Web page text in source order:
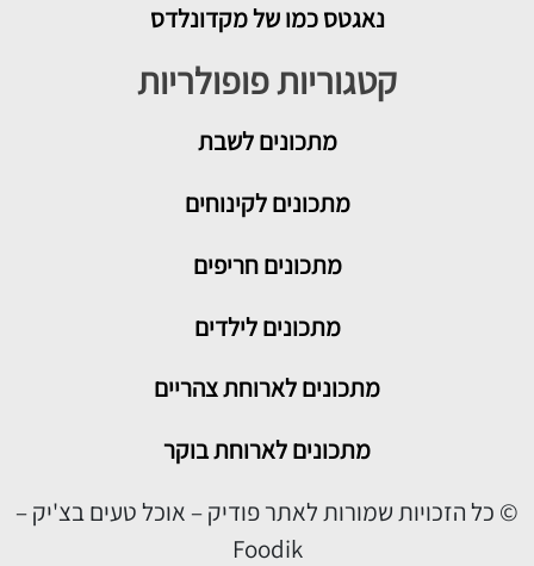
נאגטס כמו של מקדונלדס
קטגוריות פופולריות
מתכוניםלשבת
מתכונים לקינוחים
מתכונים חריפים
מתכונים לילדים
מתכונים לארוחת צהריים
מתכונים לארוחת בוקר
© כל הזכויות שמורות לאתר פודיק – אוכל טעים בצ'יק –
Foodik